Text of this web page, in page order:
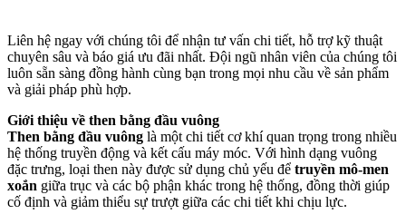
Liên hệ ngay với chúng tôi để nhận tư vấn chi tiết, hỗ trợ kỹ thuật
chuyên sâu và báo giá ưu đãi nhất. Đội ngũ nhân viên của chúng tôi
luôn sẵn sàng đồng hành cùng bạn trong mọi nhu cầu về sản phẩm
và giải pháp phù hợp.
Giới thiệu về then bằng đầu vuông
Then bằng đầu vuông là một chi tiết cơ khí quan trọng trong nhiều
hệ thống truyền động và kết cấu máy móc. Với hình dạng vuông
đặc trưng, loại then này được sử dụng chủ yếu để truyền mô-men
xoắn giữa trục và các bộ phận khác trong hệ thống, đồng thời giúp
cố định và giảm thiểu sự trượt giữa các chi tiết khi chịu lực.